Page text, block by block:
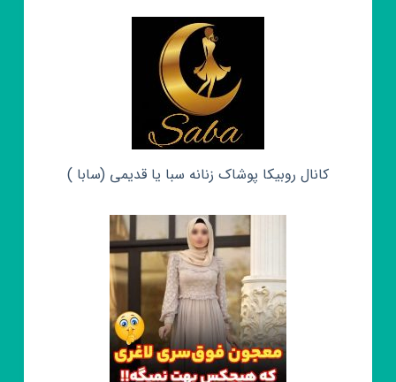
کانال روبیکا پوشاک زنانه سبا یا قدیمی (سابا )